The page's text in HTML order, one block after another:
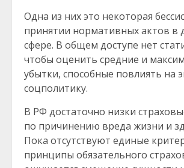
Одна из них это некоторая
принятии нормативных актов в
сфере. В общем доступе нет
чтобы оценить средние и
убытки, способные повлиять на
соцполитику.
В РФ достаточно низки
по причинению вреда жизни и
Пока отсутствуют единые
принципы обязательного